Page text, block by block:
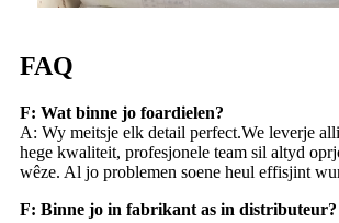
FAQ
F: Wat binne jo foardielen?
A: Wy meitsje elk detail perfect.We leverje
hege kwaliteit, profesjonele team sil altyd
wêze. Al jo problemen soene heul effisjint
F: Binne jo in fabrikant as in distributeur?